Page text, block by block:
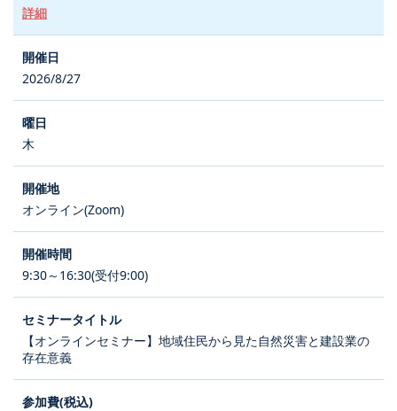
詳細
2026/8/27
木
オンライン(Zoom)
9:30～16:30(受付9:00)
【オンラインセミナー】地域住民から見た自然災害と建設業の
存在意義